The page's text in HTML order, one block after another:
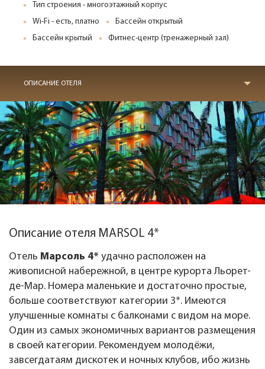
Тип строения - многоэтажный корпус
Wi-Fi - есть, платно
Бассейн открытый
Бассейн крытый
Фитнес-центр (тренажерный зал)
ОПИСАНИЕ ОТЕЛЯ
Описание отеля MARSOL 4*
Отель Марсоль 4* удачно расположен на
живописной набережной, в центре курорта Льорет-
де-Мар. Номера маленькие и достаточно простые,
больше соответствуют категории 3*. Имеются
улучшенные комнаты с балконами с видом на море.
Один из самых экономичных вариантов размещения
в своей категории. Рекомендуем молодёжи,
завсегдатаям дискотек и ночных клубов, ибо жизнь